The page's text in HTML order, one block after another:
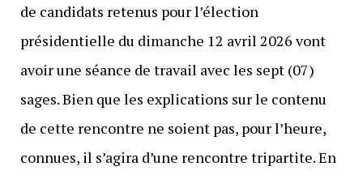
de candidats retenus pour l’élection
présidentielle du dimanche 12 avril 2026 vont
avoir une séance de travail avec les sept (07)
sages. Bien que les explications sur le contenu
de cette rencontre ne soient pas, pour l’heure,
connues, il s’agira d’une rencontre tripartite. En